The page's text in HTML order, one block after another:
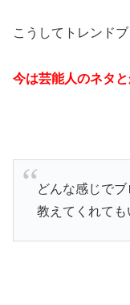
こうしてトレンド
今は芸能人のネタ
どんな感じでブ
教えてくれても